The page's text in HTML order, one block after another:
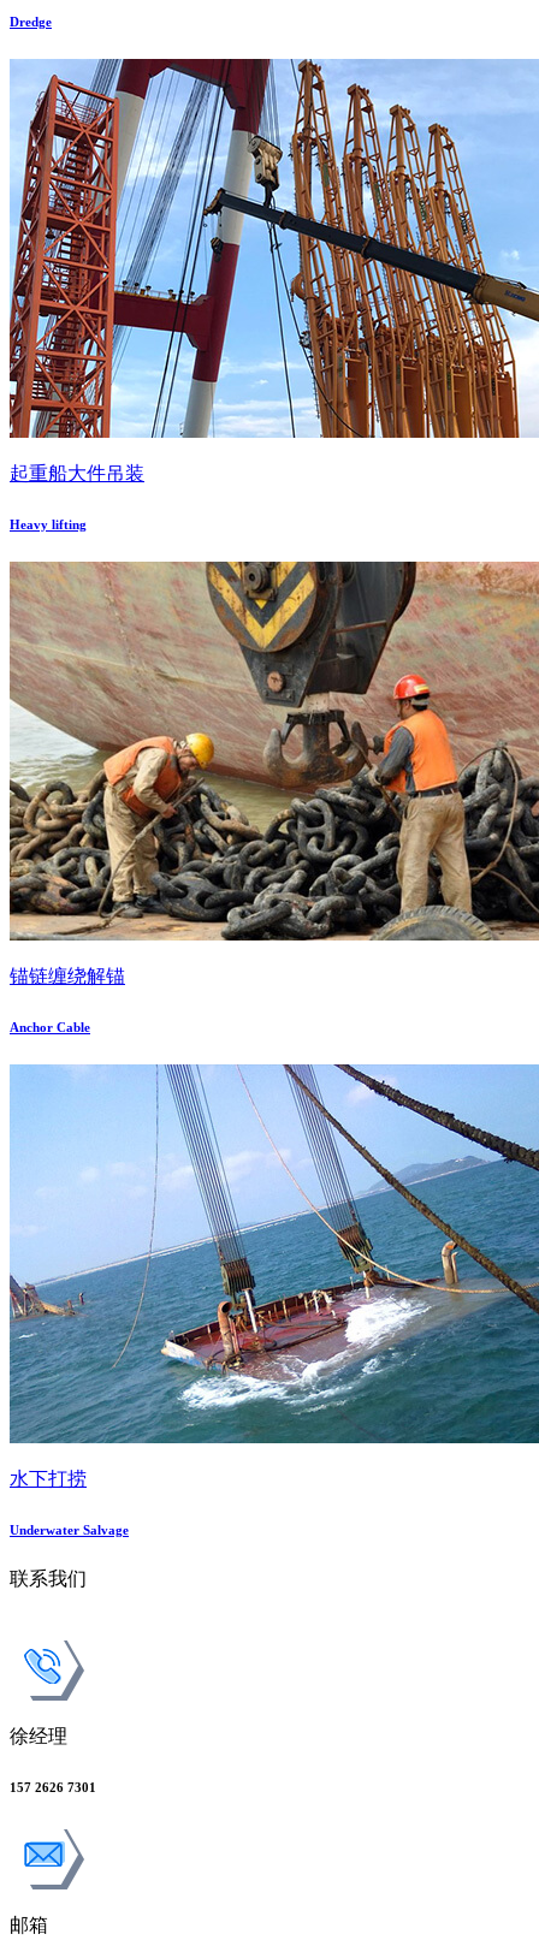
Dredge
起重船大件吊装
Heavy lifting
锚链缠绕解锚
Anchor Cable
水下打捞
Underwater Salvage
联系我们
徐经理
157 2626 7301
邮箱